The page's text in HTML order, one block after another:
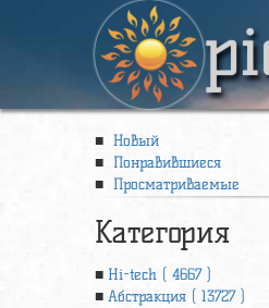
Новый
Понравившиеся
Просматриваемые
Категория
Hi-tech ( 4667 )
Абстракция ( 13727 )